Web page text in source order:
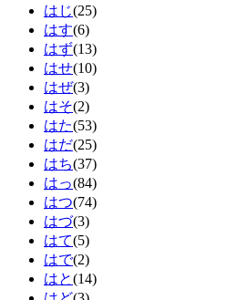
はじ(25)
はす(6)
はず(13)
はせ(10)
はぜ(3)
はそ(2)
はた(53)
はだ(25)
はち(37)
はっ(84)
はつ(74)
はづ(3)
はて(5)
はで(2)
はと(14)